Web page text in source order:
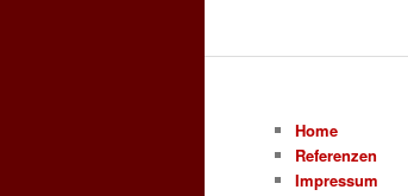
Home
Referenzen
Impressum